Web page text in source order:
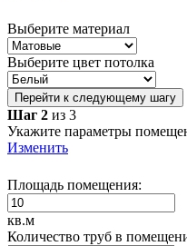
Выберите материал
Выберите цвет потолка
Перейти к следующему шагу
Шаг 2 из 3
Укажите параметры
Изменить
Площадь помещения:
кв.м
Количество труб в